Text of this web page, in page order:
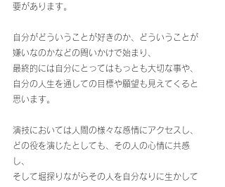
要があります。
自分がどういうことが好きのか、どういうことが
嫌いなのかなどの問いかけで始まり、
最終的には自分にとってはもっとも大切な事や、
自分の人生を通しての目標や願望も見えてくると
思います。
演技においては人間の様々な感情にアクセスし、
どの役を演じたとしても、その人の心情に共感
し、
そして堀探りながらその人を自分なりに生かして